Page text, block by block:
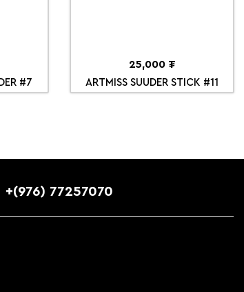
#7
25,000 ₮
ARTMISS SUUDER STICK #11
+(976) 77257070